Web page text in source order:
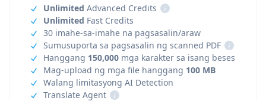
Unlimited Advanced Credits
i
Unlimited Fast Credits
30 imahe-sa-imahe na pagsasalin/araw
Sumusuporta sa pagsasalin ng scanned PDF
i
Hanggang 150,000 mga karakter sa isang beses
Mag-upload ng mga file hanggang 100 MB
Walang limitasyong AI Detection
Translate Agent
i